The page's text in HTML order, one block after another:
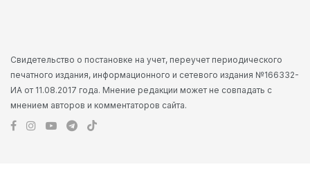
Свидетельство о постановке на учет, переучет периодического
печатного издания, информационного и сетевого издания №166332-
ИА от 11.08.2017 года. Мнение редакции может не совпадать с
мнением авторов и комментаторов сайта.